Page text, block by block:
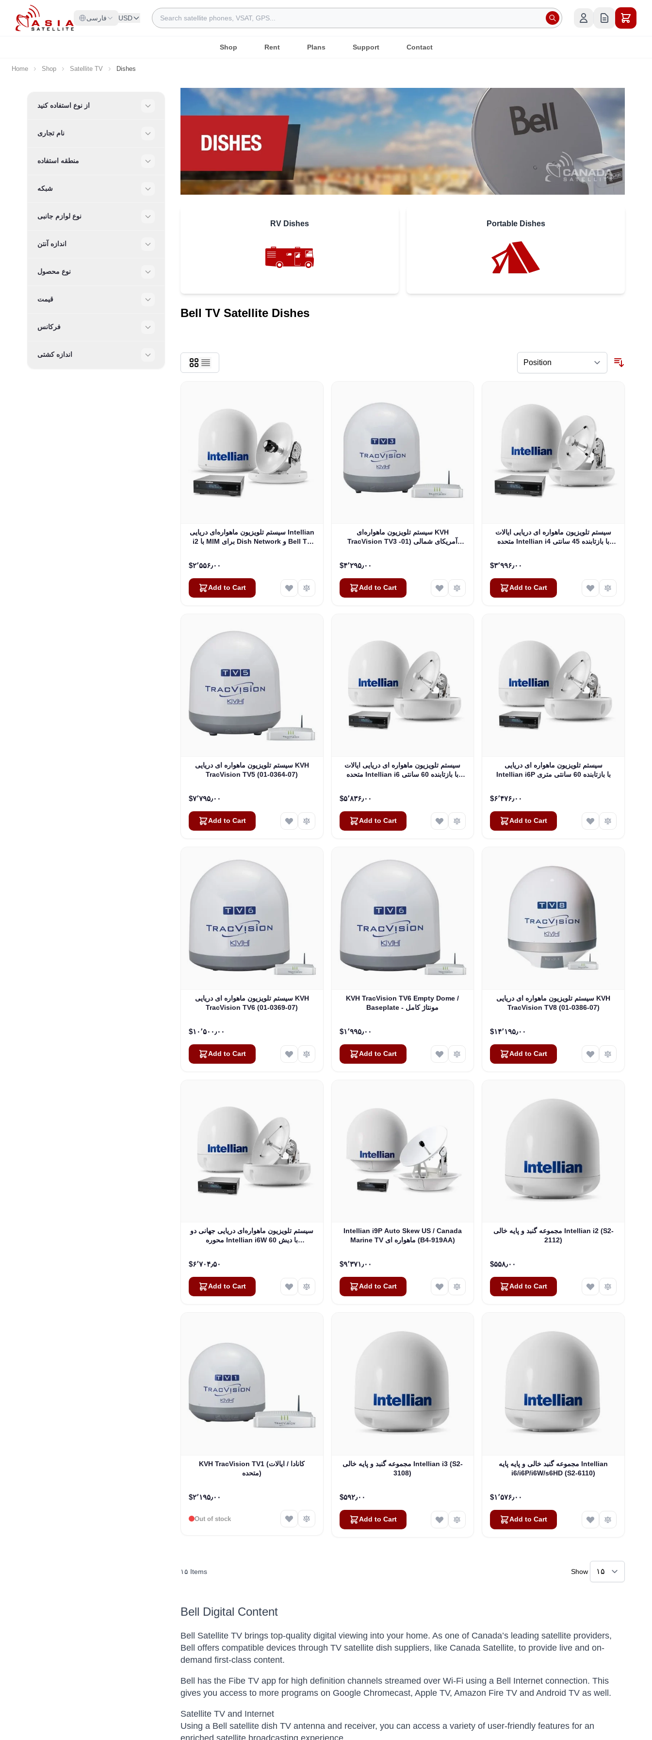
Skip to Content
فارسی USD
Search
Shop Rent Plans Support Contact
Home Shop Satellite TV Dishes
Skip to product list
از نوع استفاده کنید
نام تجاری
منطقه استفاده
شبکه
نوع لوازم جانبی
اندازه آنتن
نوع محصول
قیمت
فرکانس
اندازه کشتی
RV Dishes Portable Dishes
Bell TV Satellite Dishes
سیستم تلویزیون ماهواره‌ای دریایی Intellian
i2 با MIM برای Dish Network و Bell TV
‎$۲٬۵۵۶٫۰۰
Add to Cart
سیستم تلویزیون ماهواره‌ای KVH
TracVision TV3 آمریکای شمالی (01-
‎$۴٬۲۹۵٫۰۰
Add to Cart
سیستم تلویزیون ماهواره ای دریایی ایالات
متحده Intellian i4 با بازتابنده 45 سانتی
‎$۳٬۹۹۶٫۰۰
Add to Cart
سیستم تلویزیون ماهواره ای دریایی KVH
TracVision TV5 (01-0364-07)
‎$۷٬۷۹۵٫۰۰
Add to Cart
سیستم تلویزیون ماهواره ای دریایی ایالات
متحده Intellian i6 با بازتابنده 60 سانتی
‎$۵٬۸۳۶٫۰۰
Add to Cart
سیستم تلویزیون ماهواره ای دریایی
Intellian i6P با بازتابنده 60 سانتی متری
‎$۶٬۴۷۶٫۰۰
Add to Cart
سیستم تلویزیون ماهواره ای دریایی KVH
TracVision TV6 (01-0369-07)
‎$۱۰٬۵۰۰٫۰۰
Add to Cart
KVH TracVision TV6 Empty Dome /
Baseplate - مونتاژ کامل
‎$۱٬۹۹۵٫۰۰
Add to Cart
سیستم تلویزیون ماهواره ای دریایی KVH
TracVision TV8 (01-0386-07)
‎$۱۴٬۱۹۵٫۰۰
Add to Cart
سیستم تلویزیون ماهواره‌ای دریایی جهانی دو
محوره Intellian i6W با دیش 60
‎$۶٬۷۰۴٫۵۰
Add to Cart
Intellian i9P Auto Skew US / Canada
Marine TV ماهواره ای (B4-919AA)
‎$۹٬۳۷۱٫۰۰
Add to Cart
مجموعه گنبد و پایه خالی Intellian i2 (S2-
2112)
‎$۵۵۸٫۰۰
Add to Cart
KVH TracVision TV1 (کانادا / ایالات
متحده)
‎$۲٬۱۹۵٫۰۰
Out of stock
مجموعه گنبد و پایه خالی Intellian i3 (S2-
3108)
‎$۵۹۲٫۰۰
Add to Cart
مجموعه گنبد خالی و پایه پایه Intellian
i6/i6P/i6W/s6HD (S2-6110)
‎$۱٬۵۷۶٫۰۰
Add to Cart
۱۵ Items Show
Bell Digital Content
Bell Satellite TV brings top-quality digital viewing into your home. As one of Canada’s leading satellite providers,
Bell offers compatible devices through TV satellite dish suppliers, like Canada Satellite, to provide live and on-
demand first-class content.
Bell has the Fibe TV app for high definition channels streamed over Wi-Fi using a Bell Internet connection. This
gives you access to more programs on Google Chromecast, Apple TV, Amazon Fire TV and Android TV as well.
Satellite TV and Internet
Using a Bell satellite dish TV antenna and receiver, you can access a variety of user-friendly features for an